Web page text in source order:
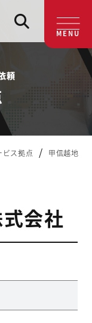
MENU
頼
ビス拠点 /
甲信越地
会社